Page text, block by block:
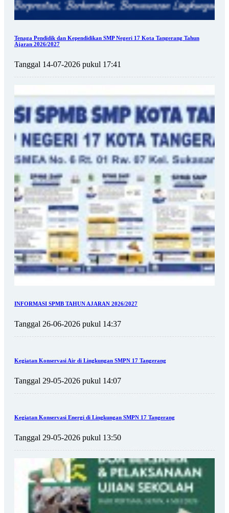
Tenaga Pendidik dan Kependidikan SMP Negeri 17 Kota Tangerang Tahun
Ajaran 2026/2027
Tanggal 14-07-2026 pukul 17:41
INFORMASI SPMB TAHUN AJARAN 2026/2027
Tanggal 26-06-2026 pukul 14:37
Kegiatan Konservasi Air di Lingkungan SMPN 17 Tangerang
Tanggal 29-05-2026 pukul 14:07
Kegiatan Konservasi Energi di Lingkungan SMPN 17 Tangerang
Tanggal 29-05-2026 pukul 13:50